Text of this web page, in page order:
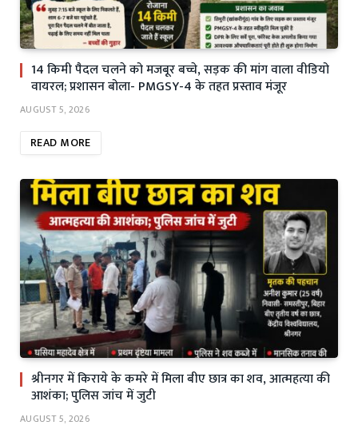
14 किमी पैदल चलने को मजबूर बच्चे, सड़क की मांग वाला वीडियो
वायरल; प्रशासन बोला- PMGSY-4 के तहत प्रस्ताव मंजूर
AUGUST 5, 2026
READ MORE
श्रीनगर में किराये के कमरे में मिला बीए छात्र का शव, आत्महत्या की
आशंका; पुलिस जांच में जुटी
AUGUST 5, 2026